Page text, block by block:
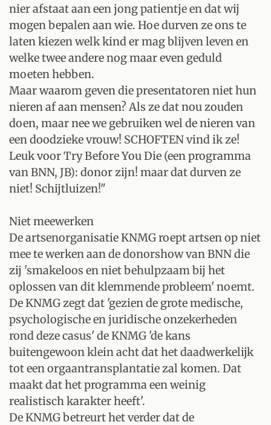
nier afstaat aan een jong patientje en dat wij
mogen bepalen aan wie. Hoe durven ze ons te
laten kiezen welk kind er mag blijven leven en
welke twee andere nog maar even geduld
moeten hebben.
Maar waarom geven die presentatoren niet hun
nieren af aan mensen? Als ze dat nou zouden
doen, maar nee we gebruiken wel de nieren van
een doodzieke vrouw! SCHOFTEN vind ik ze!
Leuk voor Try Before You Die (een programma
van BNN, JB): donor zijn! maar dat durven ze
niet! Schijtluizen!"
Niet meewerken
De artsenorganisatie KNMG roept artsen op niet
mee te werken aan de donorshow van BNN die
zij 'smakeloos en niet behulpzaam bij het
oplossen van dit klemmende probleem' noemt.
De KNMG zegt dat 'gezien de grote medische,
psychologische en juridische onzekerheden
rond deze casus' de KNMG 'de kans
buitengewoon klein acht dat het daadwerkelijk
tot een orgaantransplantatie zal komen. Dat
maakt dat het programma een weinig
realistisch karakter heeft'.
De KNMG betreurt het verder dat de